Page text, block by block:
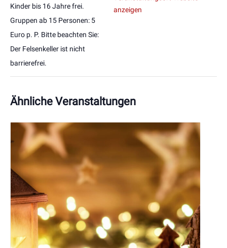
anzeigen
Kinder bis 16 Jahre frei.
Gruppen ab 15 Personen: 5
Euro p. P. Bitte beachten Sie:
Der Felsenkeller ist nicht
barrierefrei.
Ähnliche Veranstaltungen